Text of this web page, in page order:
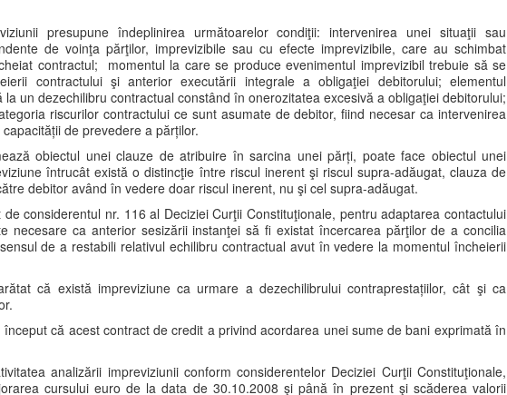
presupune îndeplinirea următoarelor condiţii: intervenirea unei situaţii sau
de voinţa părţilor, imprevizibile sau cu efecte imprevizibile, care au schimbat
contractul; momentul la care se produce evenimentul imprevizibil trebuie să se
contractului şi anterior executării integrale a obligaţiei debitorului; elementul
un dezechilibru contractual constând în onerozitatea excesivă a obligaţiei debitorului;
riscurilor contractului ce sunt asumate de debitor, fiind necesar ca intervenirea
de prevedere a părților.
obiectul unei clauze de atribuire în sarcina unei părți, poate face obiectul unei
întrucât există o distincţie între riscul inerent şi riscul supra-adăugat, clauza de
debitor având în vedere doar riscul inerent, nu şi cel supra-adăugat.
considerentul nr. 116 al Deciziei Curţii Constituţionale, pentru adaptarea contactului
necesare ca anterior sesizării instanţei să fi existat încercarea părţilor de a concilia
de a restabili relativul echilibru contractual avut în vedere la momentul încheierii
că există impreviziune ca urmare a dezechilibrului contraprestațiilor, cât şi ca
că acest contract de credit a privind acordarea unei sume de bani exprimată în
analizării impreviziunii conform considerentelor Deciziei Curţii Constituţionale,
cursului euro de la data de 30.10.2008 şi până în prezent şi scăderea valorii